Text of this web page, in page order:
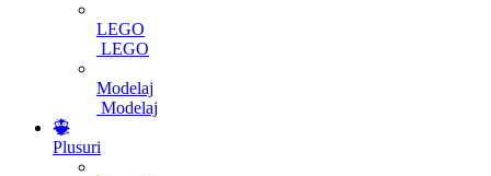
LEGO
LEGO
Modelaj
Modelaj
Plusuri